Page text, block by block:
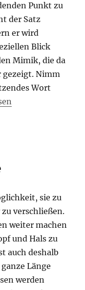
Punkt zu
der Satz
er wird
Blick
Mimik, die da
gezeigt. Nimm
Wort
sie zu
verschließen.
weiter machen
und Hals zu
auch deshalb
Länge
werden